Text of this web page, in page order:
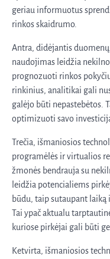
geriau informuotus
rinkos skaidrumo.
Antra, didėjantis
naudojimas leidžia
prognozuoti rinkos
rinkinius, analitikai gali
galėjo būti nepastebėtos.
optimizuoti savo
Trečia, išmaniosios
programėlės ir virtualios
žmonės bendrauja su
leidžia potencialiems
būdu, taip sutaupant laiką
Tai ypač aktualu
kuriose pirkėjai gali būti
Ketvirta, išmaniosios